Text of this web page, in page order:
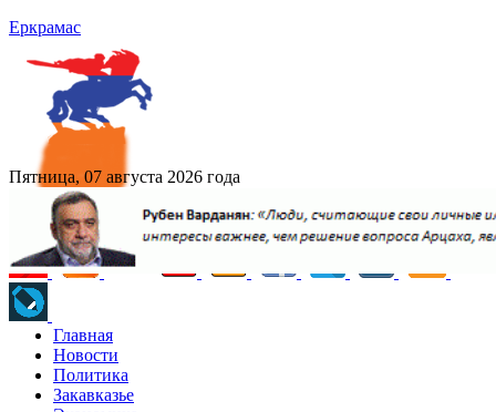
Еркрамас
Пятница, 07 августа 2026 года
Главная
Новости
Политика
Закавказье